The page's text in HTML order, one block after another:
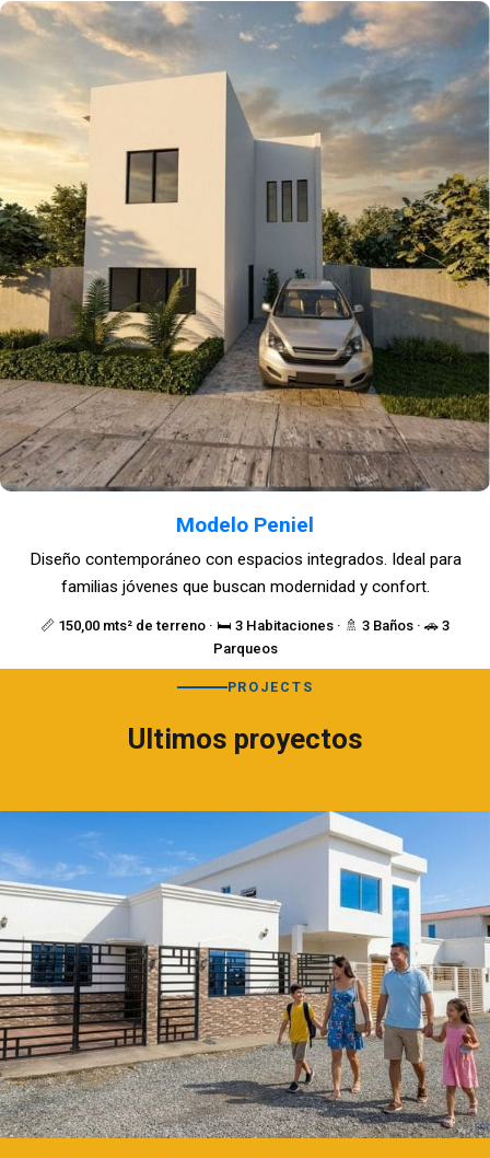
Modelo Peniel
📏 150,00 mts² de terreno · 🛏️ 3 Habitaciones · 🚿 3 Baños · 🚗 3
Parqueos
Diseño contemporáneo con espacios integrados. Ideal para
familias jóvenes que buscan modernidad y confort.
PROJECTS
Ultimos proyectos